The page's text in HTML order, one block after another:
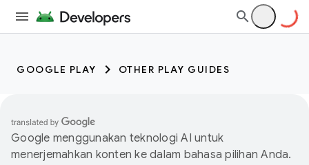
GOOGLE PLAY OTHER PLAY GUIDES
Google menggunakan teknologi AI untuk
menerjemahkan konten ke dalam bahasa pilihan Anda.